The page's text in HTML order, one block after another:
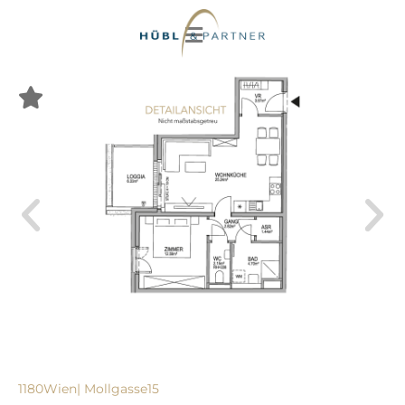
1180Wien| Mollgasse15